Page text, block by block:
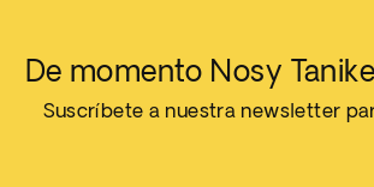
De momento Nosy
Suscríbete a nuestra newsletter